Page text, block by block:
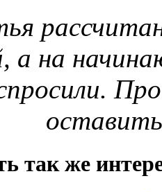
а на
так же